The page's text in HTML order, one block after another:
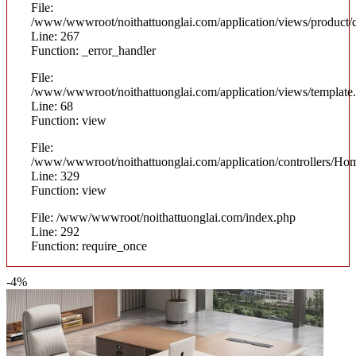
File:
/www/wwwroot/noithattuonglai.com/application/views/product/
Line: 267
Function: _error_handler
File:
/www/wwwroot/noithattuonglai.com/application/views/
Line: 68
Function: view
File:
/www/wwwroot/noithattuonglai.com/application/controllers/
Line: 329
Function: view
File: /www/wwwroot/noithattuonglai.com/index.php
Line: 292
Function: require_once
-4%